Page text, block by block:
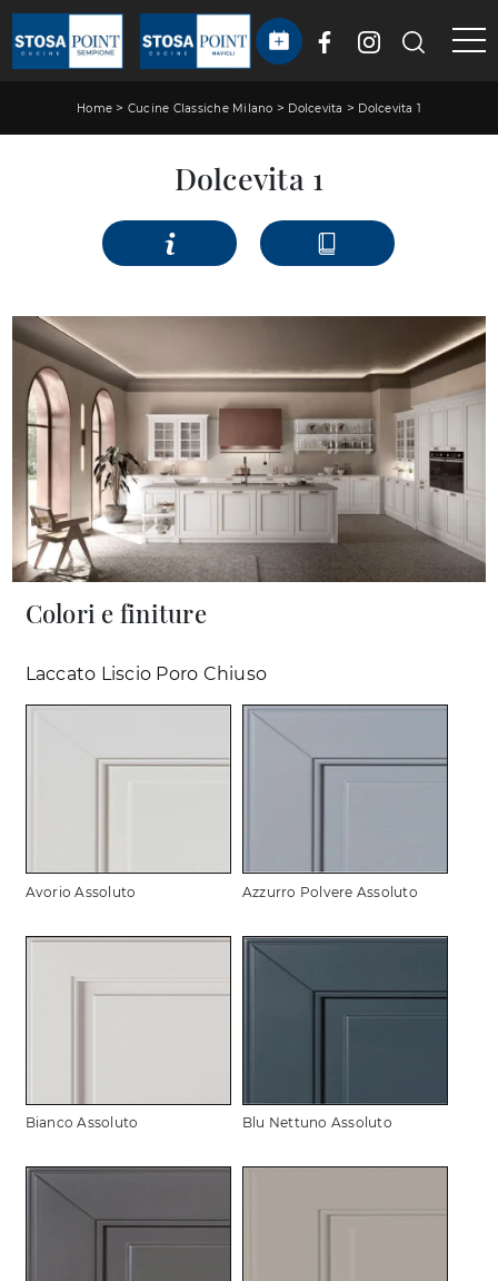
Home > Cucine Classiche Milano > Dolcevita > Dolcevita 1
Dolcevita 1
Colori e finiture
Laccato Liscio Poro Chiuso
Avorio Assoluto Azzurro Polvere Assoluto
Bianco Assoluto Blu Nettuno Assoluto